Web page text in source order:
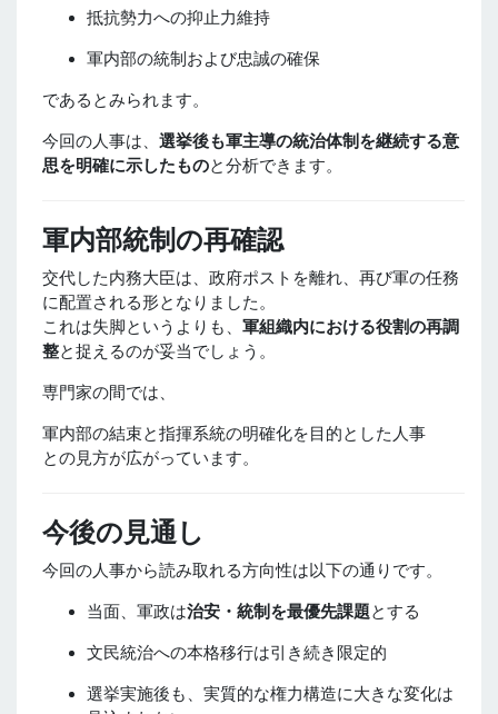
抵抗勢力への抑止力維持
軍内部の統制および忠誠の確保
であるとみられます。
今回の人事は、 選挙後も軍主導の統治体制を継続する意
思を明確に示したものと分析できます。
軍内部統制の再確認
交代した内務大臣は、政府ポストを離れ、再び軍の任務
に配置される形となりました。
これは失脚というよりも、 軍組織内における役割の再調
整と捉えるのが妥当でしょう。
専門家の間では、
軍内部の結束と指揮系統の明確化を目的とした人事
との見方が広がっています。
今後の見通し
今回の人事から読み取れる方向性は以下の通りです。
当面、軍政は治安・統制を最優先課題とする
文民統治への本格移行は引き続き限定的
選挙実施後も、実質的な権力構造に大きな変化は